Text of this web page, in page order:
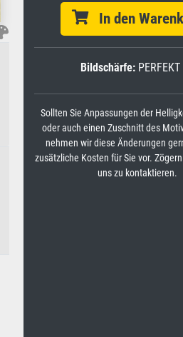
In den
Bildschärfe: PERFEKT
Sollten Sie Anpassungen der
oder auch einen Zuschnitt des
nehmen wir diese Änderungen
zusätzliche Kosten für Sie vor.
uns zu kontaktieren.